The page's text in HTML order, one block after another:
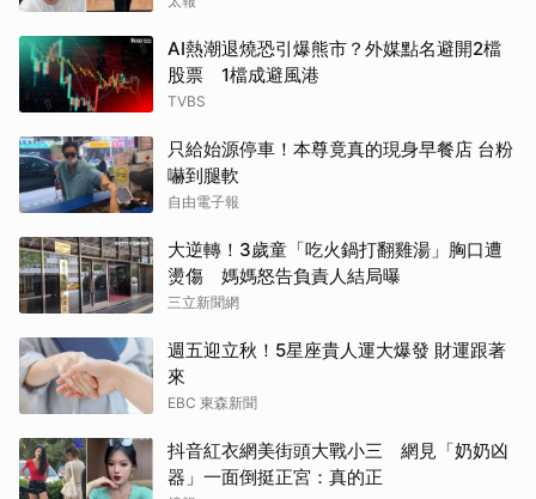
AI熱潮退燒恐引爆熊市？外媒點名避開2檔
股票 1檔成避風港
TVBS
只給始源停車！本尊竟真的現身早餐店 台粉
嚇到腿軟
自由電子報
大逆轉！3歲童「吃火鍋打翻雞湯」胸口遭
燙傷 媽媽怒告負責人結局曝
三立新聞網
週五迎立秋！5星座貴人運大爆發 財運跟著
來
EBC 東森新聞
抖音紅衣網美街頭大戰小三 網見「奶奶凶
器」一面倒挺正宮：真的正